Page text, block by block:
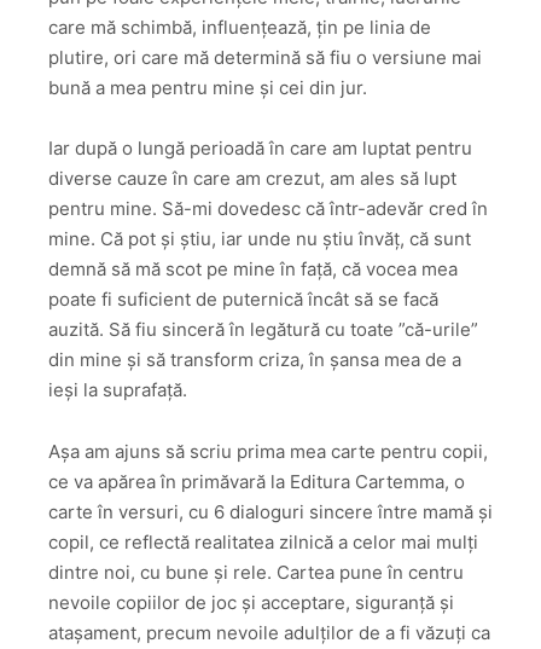
care mă schimbă, influențează, țin pe linia de
plutire, ori care mă determină să fiu o versiune mai
bună a mea pentru mine și cei din jur.
Iar după o lungă perioadă în care am luptat pentru
diverse cauze în care am crezut, am ales să lupt
pentru mine. Să-mi dovedesc că într-adevăr cred în
mine. Că pot și știu, iar unde nu știu învăț, că sunt
demnă să mă scot pe mine în față, că vocea mea
poate fi suficient de puternică încât să se facă
auzită. Să fiu sinceră în legătură cu toate ”că-urile”
din mine și să transform criza, în șansa mea de a
ieși la suprafață.
Așa am ajuns să scriu prima mea carte pentru copii,
ce va apărea în primăvară la Editura Cartemma, o
carte în versuri, cu 6 dialoguri sincere între mamă și
copil, ce reflectă realitatea zilnică a celor mai mulți
dintre noi, cu bune și rele. Cartea pune în centru
nevoile copiilor de joc și acceptare, siguranță și
atașament, precum nevoile adulților de a fi văzuți ca